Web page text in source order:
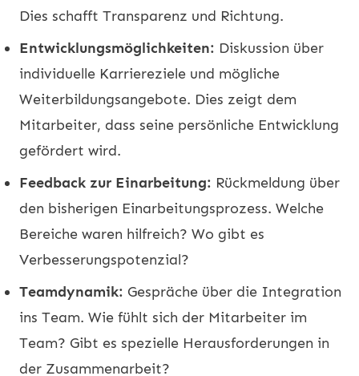
Dies schafft Transparenz und Richtung.
Entwicklungsmöglichkeiten: Diskussion über
individuelle Karriereziele und mögliche
Weiterbildungsangebote. Dies zeigt dem
Mitarbeiter, dass seine persönliche Entwicklung
gefördert wird.
Feedback zur Einarbeitung: Rückmeldung über
den bisherigen Einarbeitungsprozess. Welche
Bereiche waren hilfreich? Wo gibt es
Verbesserungspotenzial?
Teamdynamik: Gespräche über die Integration
ins Team. Wie fühlt sich der Mitarbeiter im
Team? Gibt es spezielle Herausforderungen in
der Zusammenarbeit?